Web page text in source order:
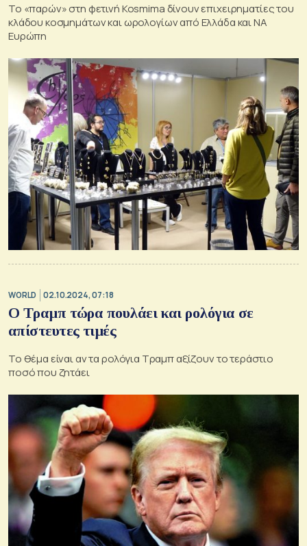
Το «παρών» στη φετινή Kosmima δίνουν επιχειρηματίες του
κλάδου κοσμημάτων και ωρολογίων από Ελλάδα και ΝΑ
Ευρώπη
WORLD 02.10.2024, 07:18
Ο Τραμπ τώρα πουλάει και ρολόγια σε
απίστευτες τιμές
Το θέμα είναι αν τα ρολόγια Τραμπ αξίζουν το τεράστιο
ποσό που ζητάει